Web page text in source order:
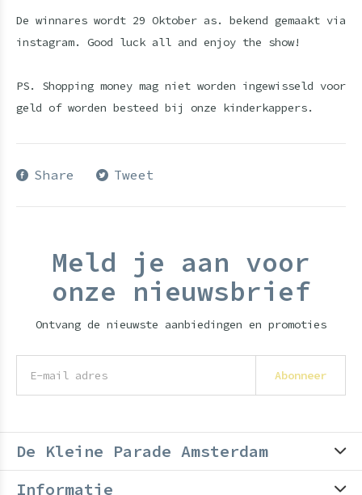
De winnares wordt 29 Oktober as. bekend gemaakt via
instagram. Good luck all and enjoy the show!
PS. Shopping money mag niet worden ingewisseld voor
geld of worden besteed bij onze kinderkappers.
Share Tweet
Meld je aan voor
onze nieuwsbrief
Ontvang de nieuwste aanbiedingen en promoties
Abonneer
De Kleine Parade Amsterdam
Informatie